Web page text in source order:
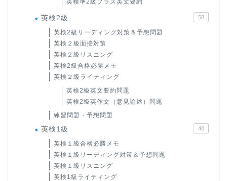
英検準2級プラス英文要約
英検2級 58
英検2級リーディング対策＆予想問題
英検２級面接対策
英検２級リスニング
英検2級合格必勝メモ
英検２級ライティング
英検2級英文要約問題
英検2級英作文（意見論述）問題
練習問題・予想問題
英検1級 40
英検１級合格必勝メモ
英検１級リーディング対策＆予想問題
英検１級リスニング
英検1級ライティング